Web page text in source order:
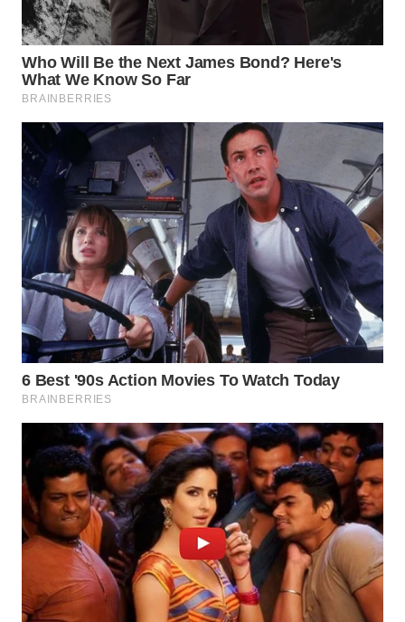
LISTRIK
WAHANA
TRAVEL
WAHANA
WAHANANEWS
ID
WAHANANEWS
CO ID
WAHANANEWS
NET
WAHANA
WAHANA
UMKM
WAHANA
SELEB
WAHANA
PERSONA